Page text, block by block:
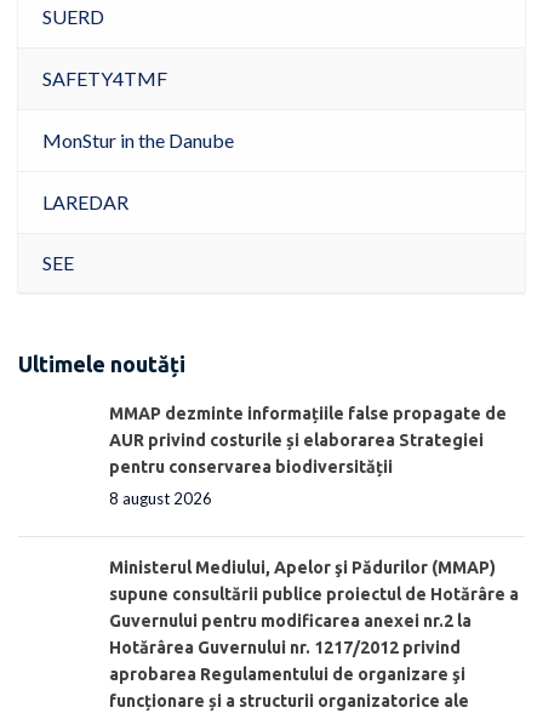
SUERD
SAFETY4TMF
MonStur in the Danube
LAREDAR
SEE
Ultimele noutăți
MMAP dezminte informațiile false propagate de
AUR privind costurile și elaborarea Strategiei
pentru conservarea biodiversității
8 august 2026
Ministerul Mediului, Apelor şi Pădurilor (MMAP)
supune consultării publice proiectul de Hotărâre a
Guvernului pentru modificarea anexei nr.2 la
Hotărârea Guvernului nr. 1217/2012 privind
aprobarea Regulamentului de organizare şi
funcționare și a structurii organizatorice ale